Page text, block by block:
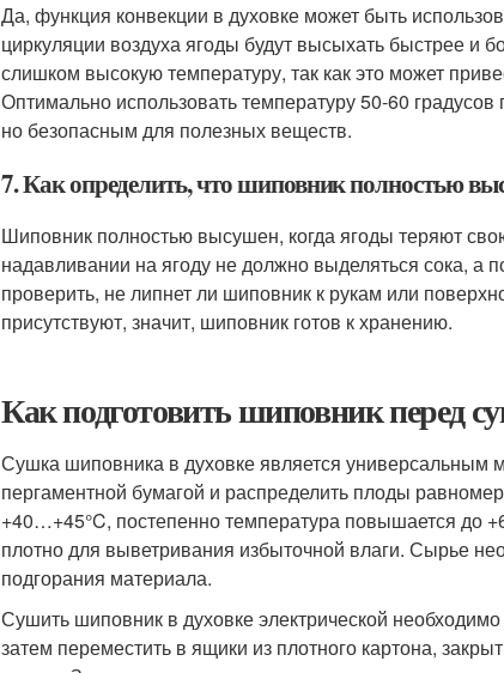
Да, функция конвекции в духовке может быть
циркуляции воздуха ягоды будут высыхать быстрее и
слишком высокую температуру, так как это может
Оптимально использовать температуру 50-60
но безопасным для полезных веществ.
7. Как определить, что шиповник полностью
Шиповник полностью высушен, когда ягоды теряют
надавливании на ягоду не должно выделяться сока,
проверить, не липнет ли шиповник к рукам или
присутствуют, значит, шиповник готов к хранению.
Как подготовить шиповник перед
Сушка шиповника в духовке является универсальным
пергаментной бумагой и распределить плоды
+40…+45°C, постепенно температура повышается до
плотно для выветривания избыточной влаги. Сырье
подгорания материала.
Сушить шиповник в духовке электрической
затем переместить в ящики из плотного картона,